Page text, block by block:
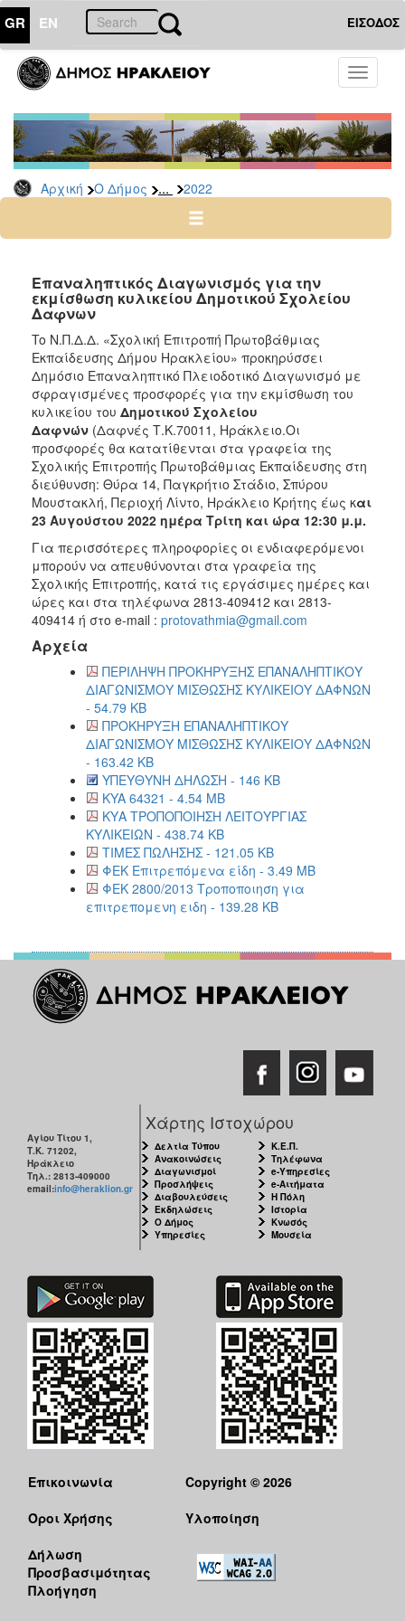
GR EN ΕΙΣΟΔΟΣ
Toggle
Αρχική Ο Δήμος ... 2022
ΔΗΜΟΣ
Διακηρύξεις
Δημοπρασίες
Αρχείο
2025
2023
2022
2021
2020
2019
2018
2017
2016
2015
ΤΟΠΟΣ
ΑΝΘΕΚΤΙΚΗ
Επαναληπτικός Διαγωνισμός για την
εκμίσθωση κυλικείου Δημοτικού Σχολείου
Δαφνων
To Ν.Π.Δ.Δ. «Σχολική Επιτροπή Πρωτοβάθμιας
Εκπαίδευσης Δήμου Ηρακλείου» προκηρύσσει
Δημόσιο Επαναληπτικό Πλειοδοτικό Διαγωνισμό με
σφραγισμένες προσφορές για την εκμίσθωση του
κυλικείου του Δημοτικού Σχολείου
Δαφνών (Δαφνές Τ.Κ.70011, Ηράκλειο.Οι
προσφορές θα κατατίθενται στα γραφεία της
Σχολικής Επιτροπής Πρωτοβάθμιας Εκπαίδευσης στη
διεύθυνση: Θύρα 14, Παγκρήτιο Στάδιο, Σπύρου
Μουστακλή, Περιοχή Λίντο, Ηράκλειο Κρήτης έως και
23 Αυγούστου 2022 ημέρα Τρίτη και ώρα 12:30 μ.μ.
Για περισσότερες πληροφορίες οι ενδιαφερόμενοι
μπορούν να απευθύνονται στα γραφεία της
Σχολικής Επιτροπής, κατά τις εργάσιμες ημέρες και
ώρες και στα τηλέφωνα 2813-409412 και 2813-
409414 ή στο e-mail : protovathmia@gmail.com
Αρχεία
ΠΕΡΙΛΗΨΗ ΠΡΟΚΗΡΥΞΗΣ ΕΠΑΝΑΛΗΠΤΙΚΟΥ
ΔΙΑΓΩΝΙΣΜΟΥ ΜΙΣΘΩΣΗΣ ΚΥΛΙΚΕΙΟΥ ΔΑΦΝΩΝ
- 54.79 KB
ΠΡΟΚΗΡΥΞΗ ΕΠΑΝΑΛΗΠΤΙΚΟΥ
ΔΙΑΓΩΝΙΣΜΟΥ ΜΙΣΘΩΣΗΣ ΚΥΛΙΚΕΙΟΥ ΔΑΦΝΩΝ
- 163.42 KB
ΥΠΕΥΘΥΝΗ ΔΗΛΩΣΗ - 146 KB
KYA 64321 - 4.54 MB
ΚΥΑ ΤΡΟΠΟΠΟΙΗΣΗ ΛΕΙΤΟΥΡΓΙΑΣ
ΚΥΛΙΚΕΙΩΝ - 438.74 KB
ΤΙΜΕΣ ΠΩΛΗΣΗΣ - 121.05 KB
ΦΕΚ Επιτρεπόμενα είδη - 3.49 MB
ΦΕΚ 2800/2013 Τροποποιηση για
επιτρεπομενη ειδη - 139.28 KB
Αγίου Τίτου 1,
Τ.Κ. 71202,
Ηράκλειο
Τηλ.: 2813-409000
email:info@heraklion.gr
Χάρτης Ιστοχώρου
Δελτία Τύπου
Ανακοινώσεις
Διαγωνισμοί
Προσλήψεις
Διαβουλεύσεις
Εκδηλώσεις
Ο Δήμος
Υπηρεσίες
Κ.Ε.Π.
Τηλέφωνα
e-Υπηρεσίες
e-Αιτήματα
Η Πόλη
Ιστορία
Κνωσός
Μουσεία
Επικοινωνία
Όροι Χρήσης
Δήλωση
Προσβασιμότητας
Πλοήγηση
Copyright © 2026
Υλοποίηση